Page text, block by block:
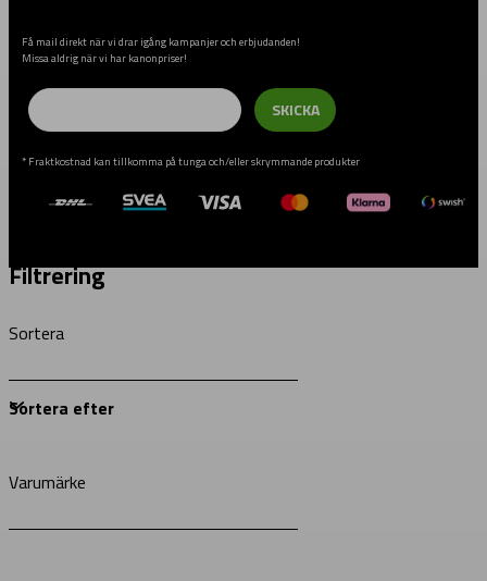
Få mail direkt när vi drar igång kampanjer och erbjudanden!
Missa aldrig när vi har kanonpriser!
Email
SKICKA
* Fraktkostnad kan tillkomma på tunga och/eller skrymmande produkter
Filtrering
Sortera
Varumärke